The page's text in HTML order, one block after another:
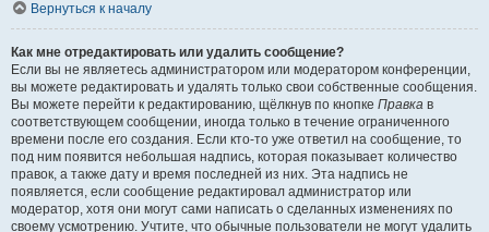
Вернуться к началу
Как мне отредактировать или удалить сообщение?
Если вы не являетесь администратором или модератором конференции,
вы можете редактировать и удалять только свои собственные сообщения.
Вы можете перейти к редактированию, щёлкнув по кнопке Правка в
соответствующем сообщении, иногда только в течение ограниченного
времени после его создания. Если кто-то уже ответил на сообщение, то
под ним появится небольшая надпись, которая показывает количество
правок, а также дату и время последней из них. Эта надпись не
появляется, если сообщение редактировал администратор или
модератор, хотя они могут сами написать о сделанных изменениях по
своему усмотрению. Учтите, что обычные пользователи не могут удалить